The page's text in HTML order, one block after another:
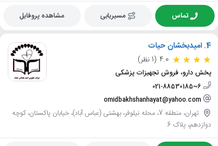
تماس مسیریابی مشاهده پروفایل
4. امیدبخشان حیات
4.0 (1 نظر)
پخش دارو، فروش تجهیزات پزشکی
021-88530185~6
omidbakhshanhayat@yahoo.com
تهران، منطقه 7، محله نیلوفر، بهشتی (عباس آباد)، خیابان پاکستان، کوچه
دوازدهم، پلاک 6